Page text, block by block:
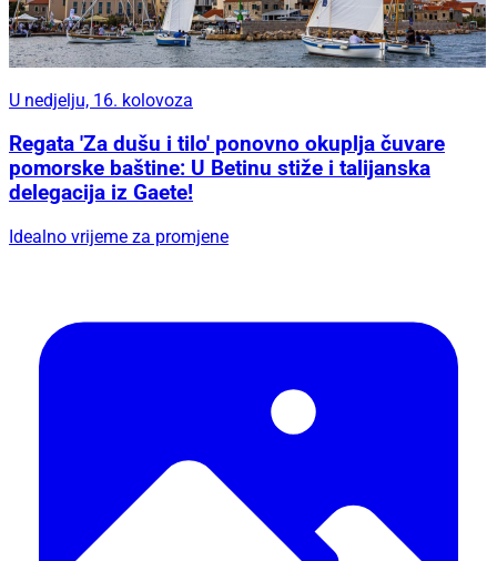
U nedjelju, 16. kolovoza
Regata 'Za dušu i tilo' ponovno okuplja čuvare
pomorske baštine: U Betinu stiže i talijanska
delegacija iz Gaete!
Idealno vrijeme za promjene